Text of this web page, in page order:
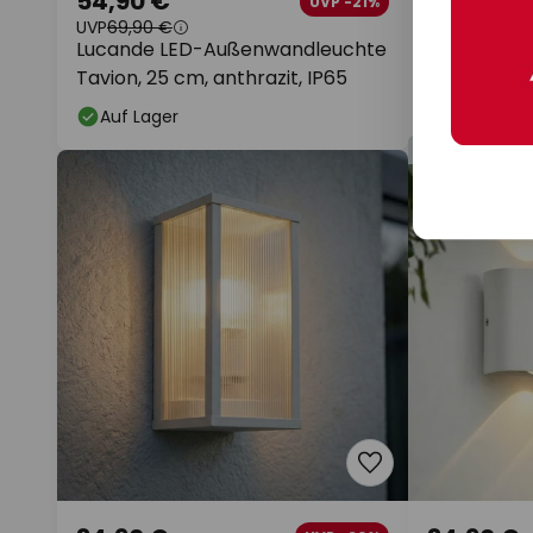
Lucande LED-Außenwandleuchte
Tavion, 25 cm, anthrazit, IP65
UVP69,90 €
Auf Lager
Lucande
+ extra